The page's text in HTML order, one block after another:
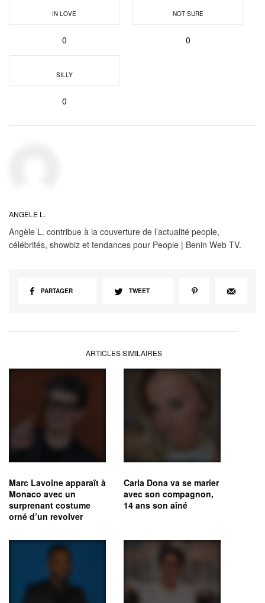
IN LOVE
0
NOT SURE
0
SILLY
0
ANGÈLE L.
Angèle L. contribue à la couverture de l’actualité people,
célébrités, showbiz et tendances pour People | Benin Web TV.
PARTAGER TWEET
ARTICLES SIMILAIRES
Marc Lavoine apparaît à
Monaco avec un
surprenant costume
orné d’un revolver
Carla Dona va se marier
avec son compagnon,
14 ans son aîné